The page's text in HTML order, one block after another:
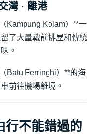
灣 · 離港
Kampung Kolam）**一
了大量戰前排屋和傳統
。
Batu Ferringhi）**的海
前往機場離境。
行不能錯過的